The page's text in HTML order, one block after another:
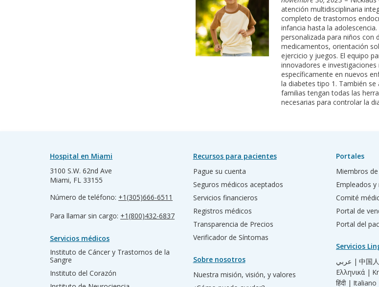
atención multidisciplinaria
completo de trastornos
infancia hasta la
personalizada para niños con
medicamentos, orientación
ejercicio y juegos. El equipo
innovadores e
específicamente en nuevos
la diabetes tipo 1. También se
familias tengan todas las
necesarias para controlar la
Hospital en Miami
3100 S.W. 62nd Ave
Miami, FL 33155
Número de teléfono: +1(305)666-6511
Para llamar sin cargo: +1(800)432-6837
Servicios médicos
Instituto de Cáncer y Trastornos de la
Sangre
Instituto del Corazón
Recursos para pacientes
Pague su cuenta
Seguros médicos aceptados
Servicios financieros
Registros médicos
Transparencia de Precios
Verificador de Síntomas
Sobre nosotros
Nuestra misión, visión, y valores
Portales
Miembros
Empleados y
Comité
Portal de
Portal del
Servicios
عربي | 中国
Ελληνικά |
हिंदी | Italiano